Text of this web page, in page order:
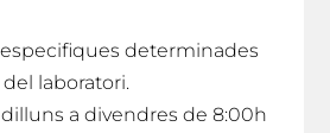
determinades
laboratori.
dilluns a divendres de 8:00h